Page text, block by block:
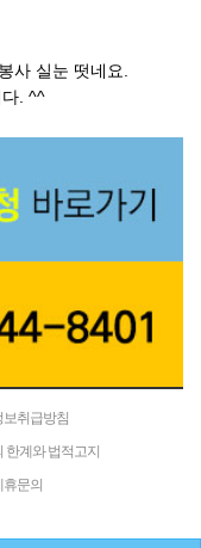
사 실눈 떳네요.
. ^^
보취급방침
한계와 법적고지
문의